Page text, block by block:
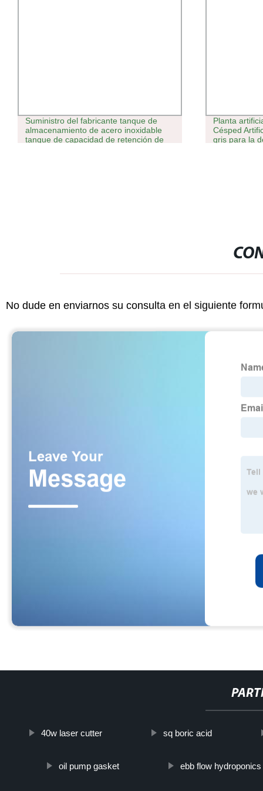
Suministro del fabricante tanque de
almacenamiento de acero inoxidable
tanque de capacidad de retención de
Planta
Césped
gris para la
No dude en enviarnos su consulta en el siguiente
40w laser cutter sq boric acid
oil pump gasket ebb flow hydroponics